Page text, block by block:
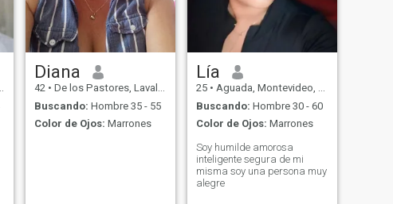
Diana
42 • De los Pastores, Lavalleja, Uruguay
Buscando: Hombre 35 - 55
Color de Ojos: Marrones
Lía
25 • Aguada, Montevideo, Uruguay
Buscando: Hombre 30 - 60
Color de Ojos: Marrones
Soy humilde amorosa
inteligente segura de mi
misma soy una persona muy
alegre